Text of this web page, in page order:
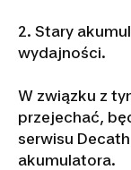
2. Stary
wydajności.
W związku z
przejechać,
serwisu
akumulatora.